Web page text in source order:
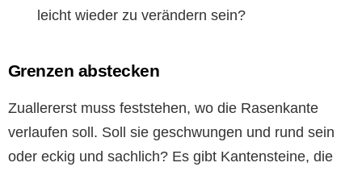
leicht wieder zu verändern sein?
Grenzen abstecken
Zuallererst muss feststehen, wo die Rasenkante
verlaufen soll. Soll sie geschwungen und rund sein
oder eckig und sachlich? Es gibt Kantensteine, die